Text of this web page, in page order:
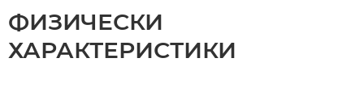
ФИЗИЧЕСКИ
ХАРАКТЕРИСТИКИ